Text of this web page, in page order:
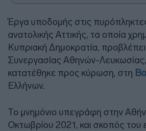
Έργα υποδομής στις
ανατολικής Αττικής, τα οποία
Κυπριακή Δημοκρατία,
Συνεργασίας Αθηνών-
κατατέθηκε προς κύρωση, στη
Ελλήνων.
Το μνημόνιο υπεγράφη στην
Οκτωβρίου 2021, και σκοπός του